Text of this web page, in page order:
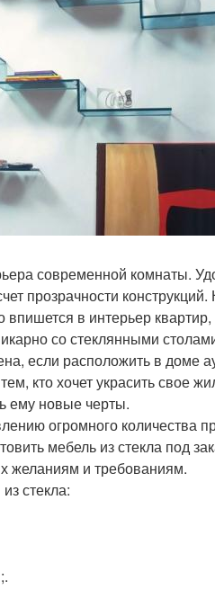
современной комнаты.
прозрачности
в интерьер
со стеклянными
если расположить в доме
кто хочет украсить свое
ему новые черты.
огромного количества
мебель из стекла под
желаниям и требованиям.
стекла: